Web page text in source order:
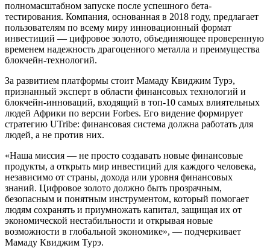
полномасштабном запуске после успешного бета-
тестирования. Компания, основанная в 2018 году, предлагает
пользователям по всему миру инновационный формат
инвестиций — цифровое золото, объединяющее проверенную
временем надежность драгоценного металла и преимущества
блокчейн-технологий.
За развитием платформы стоит Мамаду Квиджим Турэ,
признанный эксперт в области финансовых технологий и
блокчейн-инноваций, входящий в топ-10 самых влиятельных
людей Африки по версии Forbes. Его видение формирует
стратегию UTribe: финансовая система должна работать для
людей, а не против них.
«Наша миссия — не просто создавать новые финансовые
продукты, а открыть мир инвестиций для каждого человека,
независимо от страны, дохода или уровня финансовых
знаний. Цифровое золото должно быть прозрачным,
безопасным и понятным инструментом, который помогает
людям сохранять и приумножать капитал, защищая их от
экономической нестабильности и открывая новые
возможности в глобальной экономике», — подчеркивает
Мамаду Квиджим Турэ.